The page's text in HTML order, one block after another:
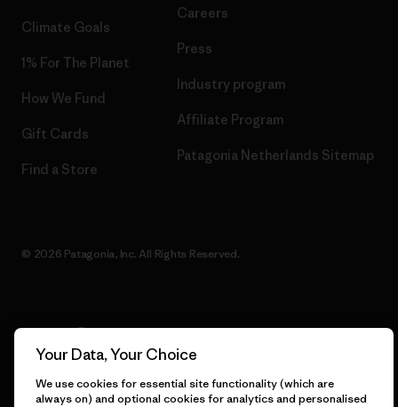
Climate Goals
1% For The Planet
How We Fund
Gift Cards
Find a Store
Careers
Press
Industry program
Affiliate Program
Patagonia Netherlands Sitemap
© 2026 Patagonia, Inc. All Rights Reserved.
English
Your Data, Your Choice
We use cookies for essential site functionality (which are
always on) and optional cookies for analytics and personalised